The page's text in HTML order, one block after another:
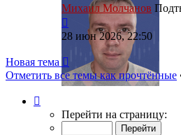
Михаил Молчанов
Перейти
к
последнему
сообщению
28 июн 2026, 22:50
Новая тема
Отметить все темы как прочтённые
Перейти на страницу: